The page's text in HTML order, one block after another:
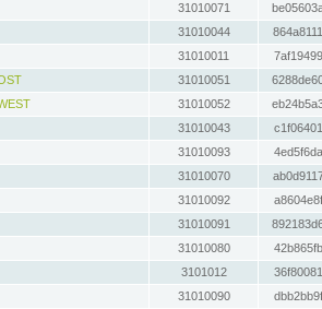
31010071
31010044
31010011
31010051
31010052
31010043
31010093
31010070
31010092
31010091
31010080
3101012
31010090